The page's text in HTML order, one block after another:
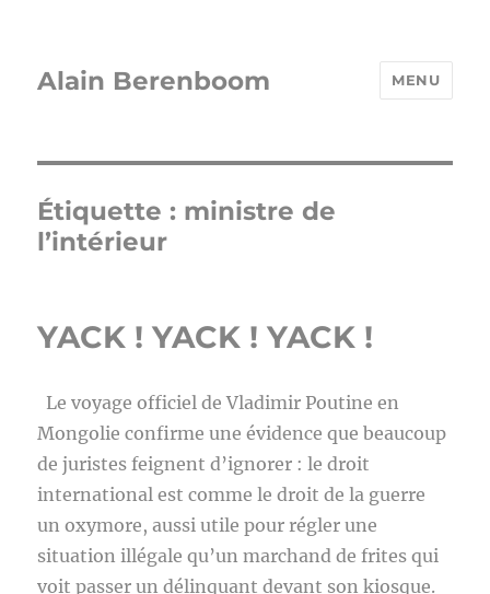
Alain Berenboom MENU
Étiquette : ministre de
l’intérieur
YACK ! YACK ! YACK !
Le voyage officiel de Vladimir Poutine en
Mongolie confirme une évidence que beaucoup
de juristes feignent d’ignorer : le droit
international est comme le droit de la guerre
un oxymore, aussi utile pour régler une
situation illégale qu’un marchand de frites qui
voit passer un délinquant devant son kiosque.